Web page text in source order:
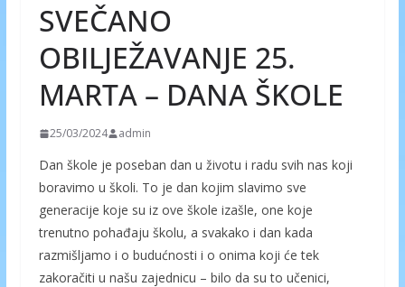
SVEČANO
OBILJEŽAVANJE 25.
MARTA – DANA ŠKOLE
25/03/2024 admin
Dan škole je poseban dan u životu i radu svih nas koji
boravimo u školi. To je dan kojim slavimo sve
generacije koje su iz ove škole izašle, one koje
trenutno pohađaju školu, a svakako i dan kada
razmišljamo i o budućnosti i o onima koji će tek
zakoračiti u našu zajednicu – bilo da su to učenici,